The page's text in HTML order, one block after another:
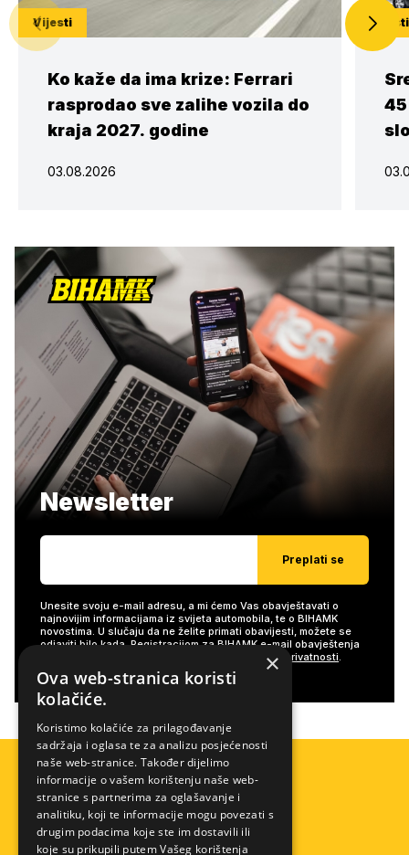
Vijesti
Ko kaže da ima krize: Ferrari
rasprodao sve zalihe vozila do
kraja 2027. godine
03.08.2026
Vijesti
Newsletter
Preplati se
Unesite svoju e-mail adresu, a mi ćemo Vas obavještavati o
najnovijim informacijama iz svijeta automobila, te o BIHAMK
novostima. U slučaju da ne želite primati obavijesti, možete se
odjaviti bilo kada. Registracijom za BIHAMK e-mail obavještenja
Uslovima/Uvjetima i Politikom privatnosti
Pomoć na cesti Info centar
×
Ova web-stranica koristi
kolačiće.
Koristimo kolačiće za prilagođavanje
sadržaja i oglasa te za analizu posjećenosti
naše web-stranice. Također dijelimo
informacije o vašem korištenju naše web-
stranice s partnerima za oglašavanje i
analitiku, koji te informacije mogu povezati s
drugim podacima koje ste im dostavili ili
koje su prikupili putem Vašeg korištenja